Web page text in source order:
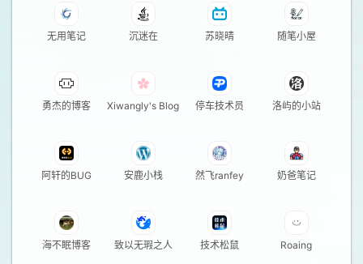
无用笔记 沉迷在 苏晓晴 随笔小屋
勇杰的博客 Xiwangly's Blog 停车技术员 洛屿的小站
阿轩的BUG 安鹿小栈 然飞ranfey 奶爸笔记
海不眠博客 致以无瑕之人 技术松鼠 Roaing